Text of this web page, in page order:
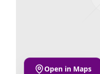
Open in Maps